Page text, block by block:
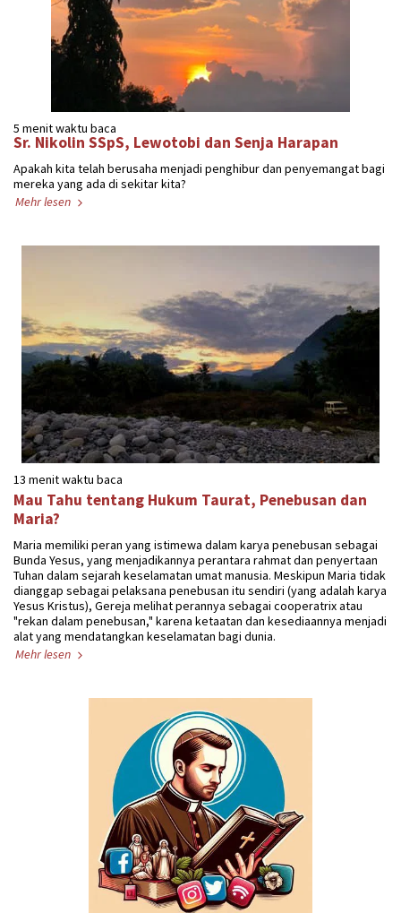
5 menit waktu baca
Sr. Nikolin SSpS, Lewotobi dan Senja Harapan
Apakah kita telah berusaha menjadi penghibur dan penyemangat bagi
mereka yang ada di sekitar kita?
Mehr lesen
13 menit waktu baca
Mau Tahu tentang Hukum Taurat, Penebusan dan
Maria?
Maria memiliki peran yang istimewa dalam karya penebusan sebagai
Bunda Yesus, yang menjadikannya perantara rahmat dan penyertaan
Tuhan dalam sejarah keselamatan umat manusia. Meskipun Maria tidak
dianggap sebagai pelaksana penebusan itu sendiri (yang adalah karya
Yesus Kristus), Gereja melihat perannya sebagai cooperatrix atau
"rekan dalam penebusan," karena ketaatan dan kesediaannya menjadi
alat yang mendatangkan keselamatan bagi dunia.
Mehr lesen